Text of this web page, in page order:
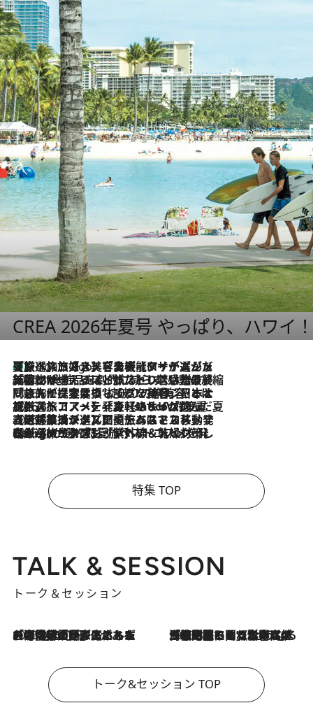
CREA 2026年夏号 やっぱり、ハワイ
9 Hours Ago
【厳選旅コスメ】「多機能アイテムがメイン！」旅好き美容エディターが選んだ夏旅ベストコスメを発表【Mサイズジップ】
2026.8.6
「荷物が増えるほど旅ストレスは増す」美容ジャーナリストがたどり着いた最終結論。“化粧品を劇的に減らす”感動の凝縮美容とは
2026.8.6
「旅先には金髪ウィッグを持参」日本と同じメイクでは損してる!? 美容ジャーナリストが提案する“掟破りの旅美容”とは
2026.8.6
【厳選旅コスメ】「身軽さ＆UV対策重視！」ヘアアーティストshucoが選んだ夏旅ベストコスメを発表【Mサイズジップ】
2026.8.5
【厳選旅コスメ】国内をあちこち移動する河井菜摘が選んだ夏旅ベストコスメ発表！「リラックスアイテムはマスト」【Mサイズジップ】
2026.8.4
【厳選旅コスメ】「紫外線＆乾燥対策しながらメイク感も！」ヘア＆メイクGeorgeが選んだ夏旅ベストコスメを発表！【Mサイズジップ】
特集 TOP
TALK & SESSION
トーク＆セッション
2026.8.3
「今後値上げがあるとすれば…」「リスクがあるのは今年の冬」エネルギー専門家が語る、ホルムズ海峡封鎖が家庭にもたらす“ある心配” 2026.8.3
「住宅建てられない…」「サーチャージ料の高値が続いている」ホルムズ海峡封鎖による影響はいつまで続く？《エネルギー専門家に聞く“どうなる日本の暮らし”》
トーク&セッション TOP